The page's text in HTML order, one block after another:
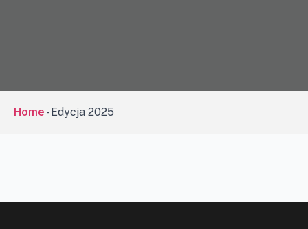
Home -Edycja 2025